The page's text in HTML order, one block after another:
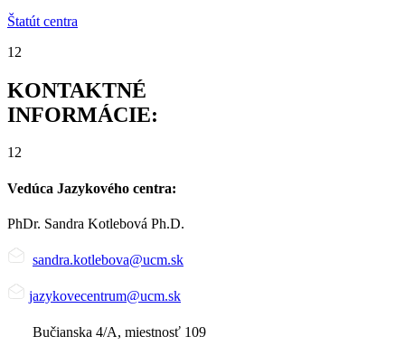
Štatút centra
12
KONTAKTNÉ
INFORMÁCIE:
12
Vedúca Jazykového centra:
PhDr. Sandra Kotlebová Ph.D.
sandra.kotlebova@ucm.sk
jazykovecentrum@ucm.sk
Bučianska 4/A, miestnosť 109